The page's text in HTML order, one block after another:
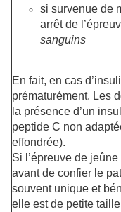
si survenue de
arrêt de
sanguins
En fait, en cas
prématurément. Les
la présence d’un
peptide C non
effondrée).
Si l’épreuve de
avant de confier le
souvent unique et
elle est de petite